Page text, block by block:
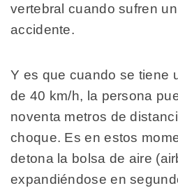
vertebral cuando sufren
accidente.
Y es que cuando se tiene
de 40 km/h, la persona
noventa metros de
choque. Es en estos
detona la bolsa de aire
expandiéndose en